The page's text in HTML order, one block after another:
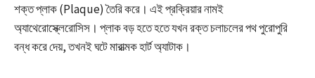
শক্ত প্লাক (Plaque) তৈরি করে। এই প্রক্রিয়ার নামই
অ্যাথেরোস্ক্লেরোসিস। প্লাক বড় হতে হতে যখন রক্ত চলাচলের পথ পুরোপুরি
বন্ধ করে দেয়, তখনই ঘটে মারাত্মক হার্ট অ্যাটাক।